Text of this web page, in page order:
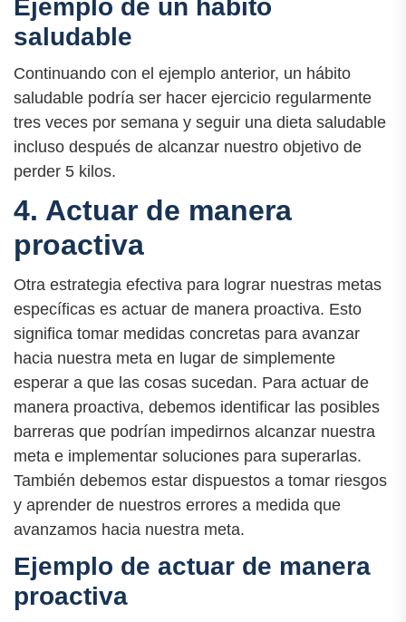
Ejemplo de un hábito
saludable
Continuando con el ejemplo anterior, un hábito
saludable podría ser hacer ejercicio regularmente
tres veces por semana y seguir una dieta saludable
incluso después de alcanzar nuestro objetivo de
perder 5 kilos.
4. Actuar de manera
proactiva
Otra estrategia efectiva para lograr nuestras metas
específicas es actuar de manera proactiva. Esto
significa tomar medidas concretas para avanzar
hacia nuestra meta en lugar de simplemente
esperar a que las cosas sucedan. Para actuar de
manera proactiva, debemos identificar las posibles
barreras que podrían impedirnos alcanzar nuestra
meta e implementar soluciones para superarlas.
También debemos estar dispuestos a tomar riesgos
y aprender de nuestros errores a medida que
avanzamos hacia nuestra meta.
Ejemplo de actuar de manera
proactiva